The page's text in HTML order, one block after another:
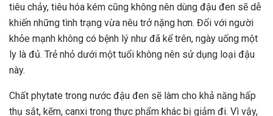
tiêu chảy, tiêu hóa kém cũng không nên dùng đậu đen sẽ dễ
khiến những tình trạng vừa nêu trở nặng hơn. Đối với người
khỏe mạnh không có bệnh lý như đã kể trên, ngày uống một
ly là đủ. Trẻ nhỏ dưới một tuổi không nên sử dụng loại đậu
này.
Chất phytate trong nước đậu đen sẽ làm cho khả năng hấp
thụ sắt, kẽm, canxi trong thực phẩm khác bị giảm đi. Vì vậy,